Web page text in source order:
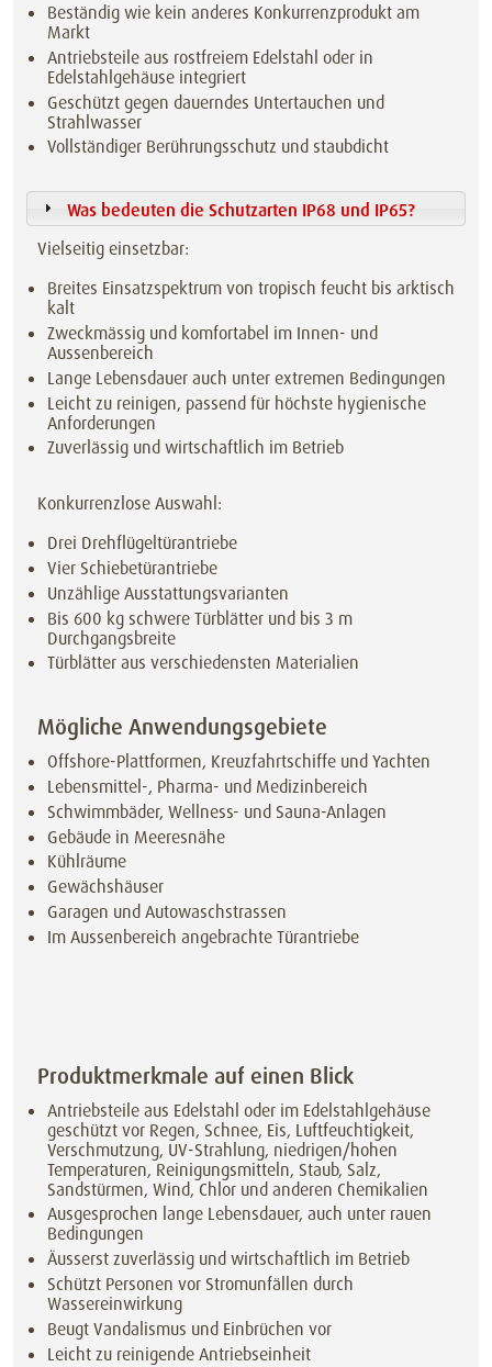
Beständig wie kein anderes Konkurrenzprodukt am
Markt
Antriebsteile aus rostfreiem Edelstahl oder in
Edelstahlgehäuse integriert
Geschützt gegen dauerndes Untertauchen und
Strahlwasser
Vollständiger Berührungsschutz und staubdicht
Was bedeuten die Schutzarten IP68 und IP65?
Vielseitig einsetzbar:
Breites Einsatzspektrum von tropisch feucht bis arktisch
kalt
Zweckmässig und komfortabel im Innen- und
Aussenbereich
Lange Lebensdauer auch unter extremen Bedingungen
Leicht zu reinigen, passend für höchste hygienische
Anforderungen
Zuverlässig und wirtschaftlich im Betrieb
Konkurrenzlose Auswahl:
Drei Drehflügeltürantriebe
Vier Schiebetürantriebe
Unzählige Ausstattungsvarianten
Bis 600 kg schwere Türblätter und bis 3 m
Durchgangsbreite
Türblätter aus verschiedensten Materialien
Mögliche Anwendungsgebiete
Offshore-Plattformen, Kreuzfahrtschiffe und Yachten
Lebensmittel-, Pharma- und Medizinbereich
Schwimmbäder, Wellness- und Sauna-Anlagen
Gebäude in Meeresnähe
Kühlräume
Gewächshäuser
Garagen und Autowaschstrassen
Im Aussenbereich angebrachte Türantriebe
Produktmerkmale auf einen Blick
Antriebsteile aus Edelstahl oder im Edelstahlgehäuse
geschützt vor Regen, Schnee, Eis, Luftfeuchtigkeit,
Verschmutzung, UV-Strahlung, niedrigen/hohen
Temperaturen, Reinigungsmitteln, Staub, Salz,
Sandstürmen, Wind, Chlor und anderen Chemikalien
Ausgesprochen lange Lebensdauer, auch unter rauen
Bedingungen
Äusserst zuverlässig und wirtschaftlich im Betrieb
Schützt Personen vor Stromunfällen durch
Wassereinwirkung
Beugt Vandalismus und Einbrüchen vor
Leicht zu reinigende Antriebseinheit